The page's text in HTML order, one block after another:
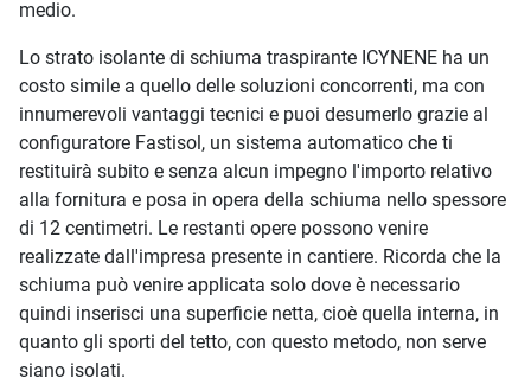
medio.
Lo strato isolante di schiuma traspirante ICYNENE ha un
costo simile a quello delle soluzioni concorrenti, ma con
innumerevoli vantaggi tecnici e puoi desumerlo grazie al
configuratore Fastisol, un sistema automatico che ti
restituirà subito e senza alcun impegno l'importo relativo
alla fornitura e posa in opera della schiuma nello spessore
di 12 centimetri. Le restanti opere possono venire
realizzate dall'impresa presente in cantiere. Ricorda che la
schiuma può venire applicata solo dove è necessario
quindi inserisci una superficie netta, cioè quella interna, in
quanto gli sporti del tetto, con questo metodo, non serve
siano isolati.